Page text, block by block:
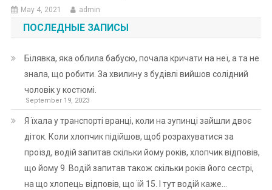
May 4, 2021 admin
ПОСЛЕДНЫЕ ЗАПИСЫ
Білявка, яка облила бабусю, почала кричати на неї, а та не
знала, що робити. За хвилину з будівлі вийшов солідний
чоловік у костюмі.
September 19, 2023
Я їхала у транспорті вранці, коли на зупинці зайшли двоє
діток. Коли хлопчик підійшов, щоб розрахуватися за
проїзд, водій запитав скільки йому років, хлопчик відповів,
що йому 9. Водій запитав також скільки років його сестрі,
на що хлопець відповів, що їй 15. І тут водій каже…